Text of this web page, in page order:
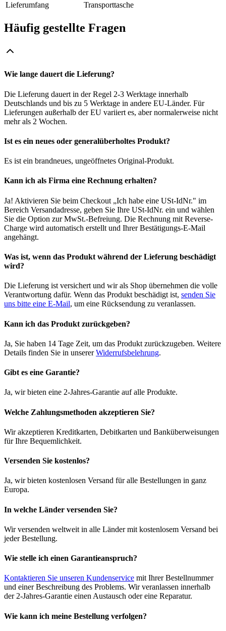
Lieferumfang
Transporttasche
Häufig gestellte Fragen
Wie lange dauert die Lieferung?
Die Lieferung dauert in der Regel 2-3 Werktage innerhalb
Deutschlands und bis zu 5 Werktage in andere EU-Länder. Für
Lieferungen außerhalb der EU variiert es, aber normalerweise nicht
mehr als 2 Wochen.
Ist es ein neues oder generalüberholtes Produkt?
Es ist ein brandneues, ungeöffnetes Original-Produkt.
Kann ich als Firma eine Rechnung erhalten?
Ja! Aktivieren Sie beim Checkout „Ich habe eine USt-IdNr." im
Bereich Versandadresse, geben Sie Ihre USt-IdNr. ein und wählen
Sie die Option zur MwSt.-Befreiung. Die Rechnung mit Reverse-
Charge wird automatisch erstellt und Ihrer Bestätigungs-E-Mail
angehängt.
Was ist, wenn das Produkt während der Lieferung beschädigt
wird?
Die Lieferung ist versichert und wir als Shop übernehmen die volle
Verantwortung dafür. Wenn das Produkt beschädigt ist, senden Sie
uns bitte eine E-Mail, um eine Rücksendung zu veranlassen.
Kann ich das Produkt zurückgeben?
Ja, Sie haben 14 Tage Zeit, um das Produkt zurückzugeben. Weitere
Details finden Sie in unsererWiderrufsbelehrung.
Gibt es eine Garantie?
Ja, wir bieten eine 2-Jahres-Garantie auf alle Produkte.
Welche Zahlungsmethoden akzeptieren Sie?
Wir akzeptieren Kreditkarten, Debitkarten und Banküberweisungen
für Ihre Bequemlichkeit.
Versenden Sie kostenlos?
Ja, wir bieten kostenlosen Versand für alle Bestellungen in ganz
Europa.
In welche Länder versenden Sie?
Wir versenden weltweit in alle Länder mit kostenlosem Versand bei
jeder Bestellung.
Wie stelle ich einen Garantieanspruch?
Kontaktieren Sie unseren Kundenservice mit Ihrer Bestellnummer
und einer Beschreibung des Problems. Wir veranlassen innerhalb
der 2-Jahres-Garantie einen Austausch oder eine Reparatur.
Wie kann ich meine Bestellung verfolgen?